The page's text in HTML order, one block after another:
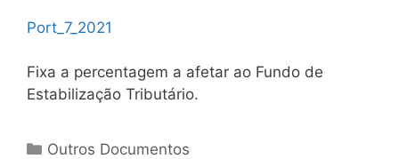
Port_7_2021
Fixa a percentagem a afetar ao Fundo de
Estabilização Tributário.
Categorias
Outros Documentos